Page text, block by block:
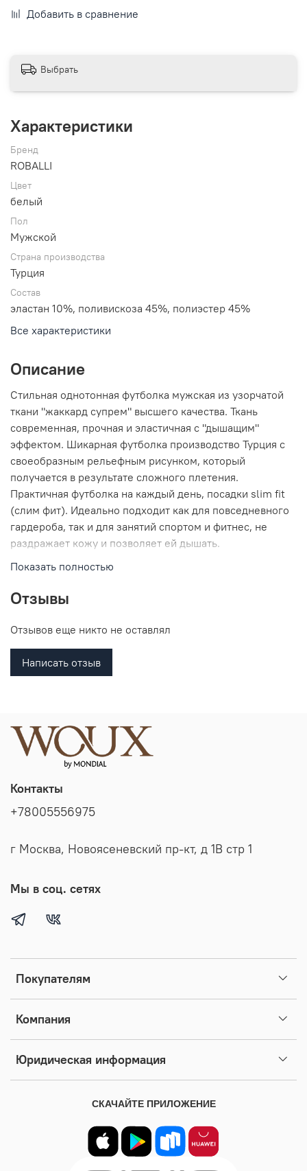
Добавить в сравнение
Выбрать
Характеристики
Бренд
ROBALLI
Цвет
белый
Пол
Мужской
Страна производства
Турция
Состав
эластан 10%, поливискоза 45%, полиэстер 45%
Все характеристики
Описание
Стильная однотонная футболка мужская из узорчатой
ткани "жаккард супрем" высшего качества. Ткань
современная, прочная и эластичная с "дышащим"
эффектом. Шикарная футболка производство Турция с
своеобразным рельефным рисунком, который
получается в результате сложного плетения.
Практичная футболка на каждый день, посадки slim fit
(слим фит). Идеально подходит как для повседневного
гардероба, так и для занятий спортом и фитнес, не
раздражает кожу и позволяет ей дышать.
Показать полностью
Отзывы
Отзывов еще никто не оставлял
Написать отзыв
Покупателям
Компания
Юридическая информация
Контакты
+78005556975
г Москва, Новоясеневский пр-кт, д 1В стр 1
Мы в соц. сетях
СКАЧАЙТЕ ПРИЛОЖЕНИЕ